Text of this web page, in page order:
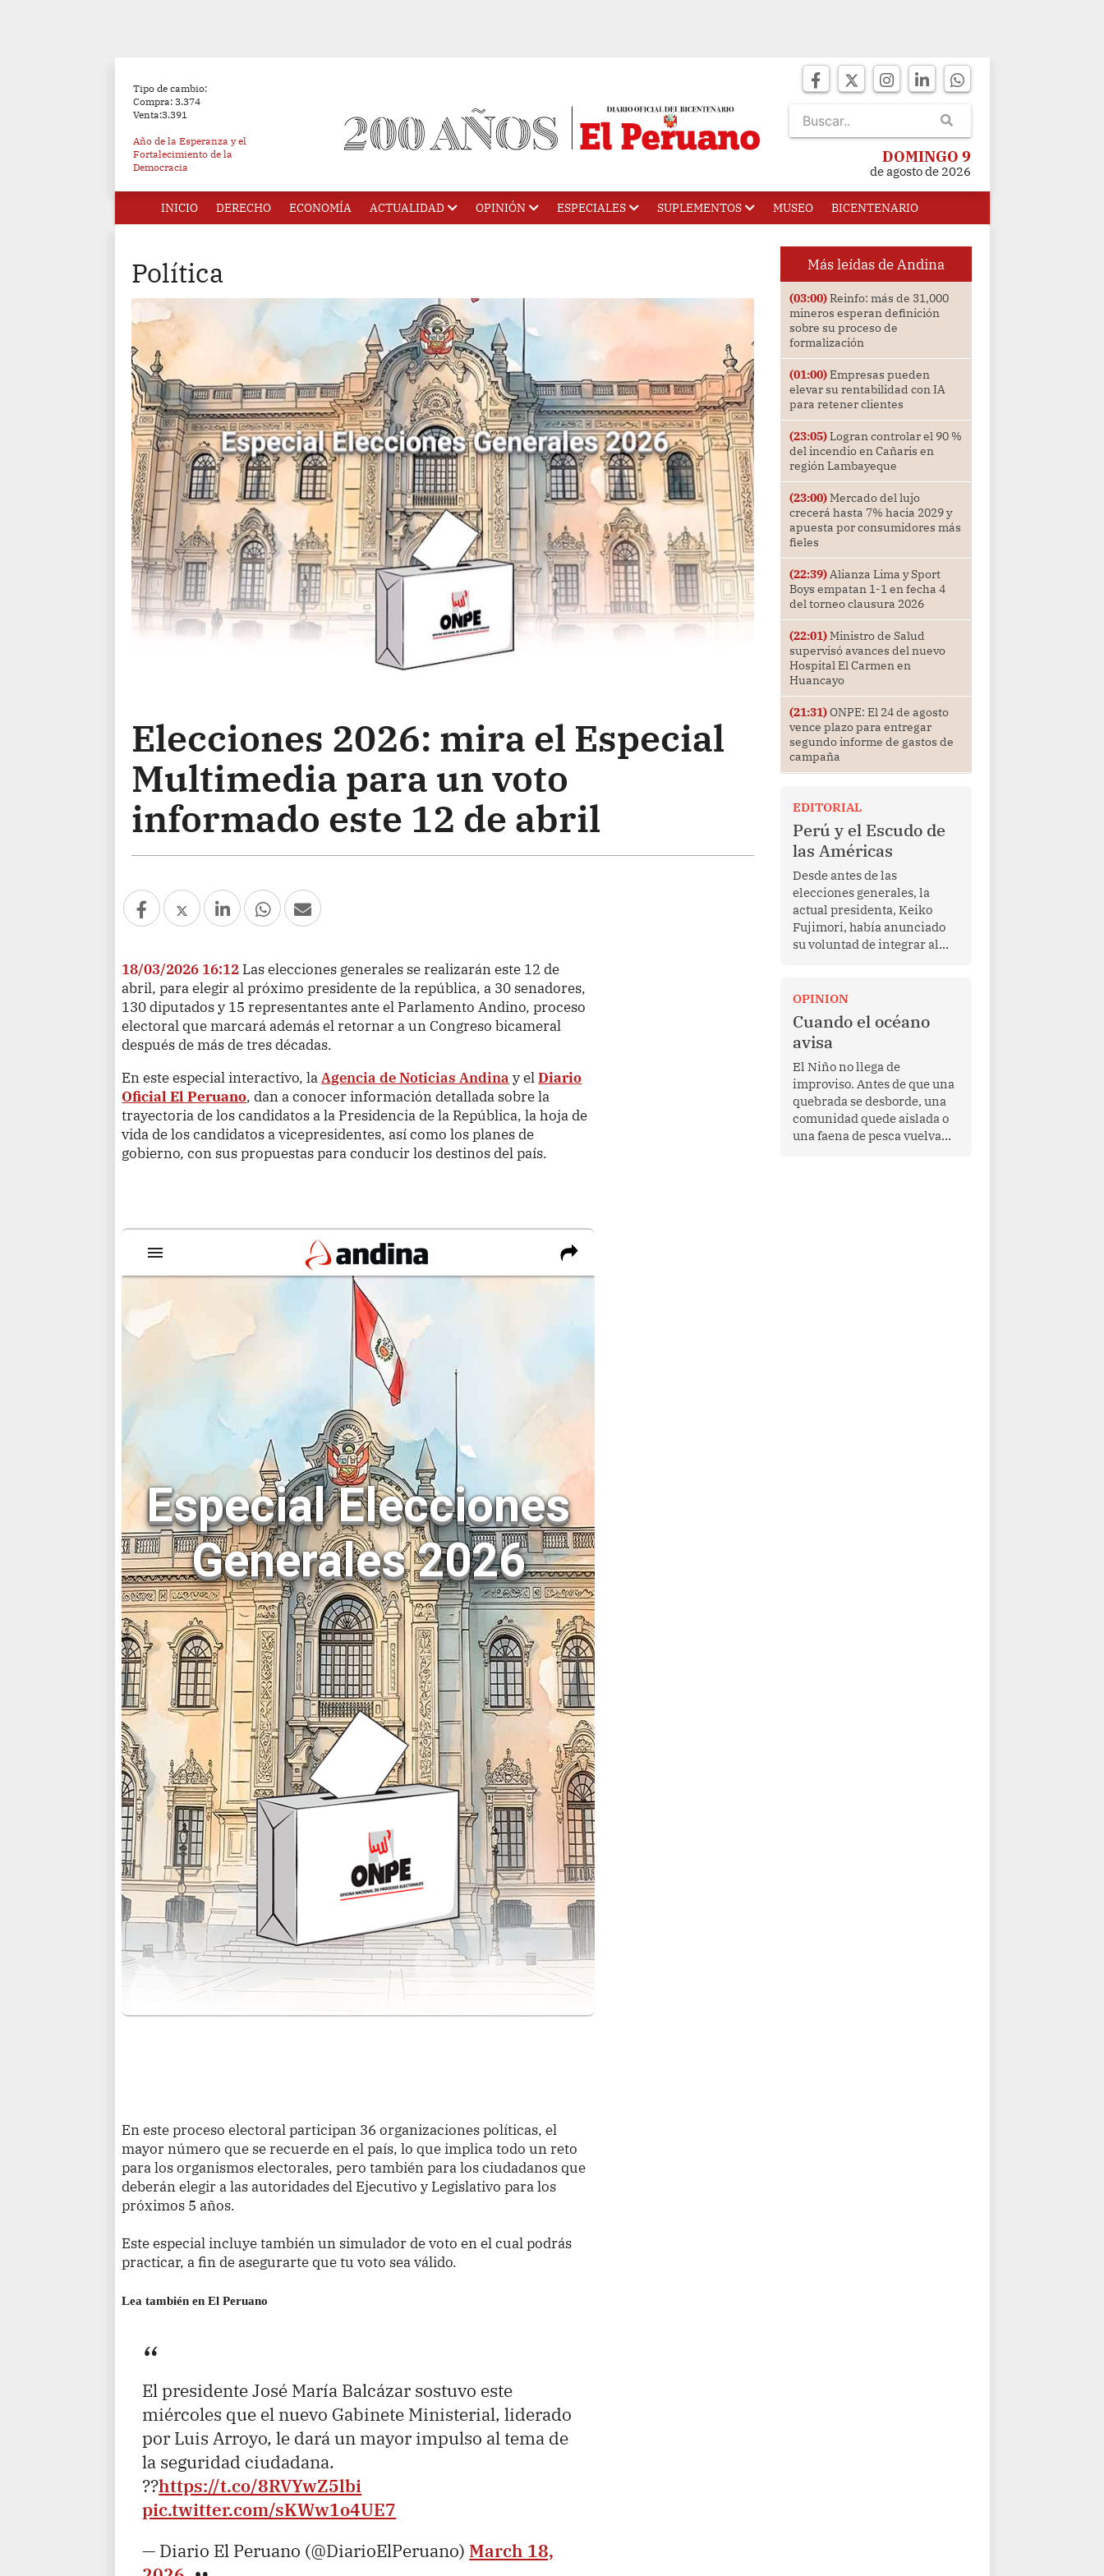
Tipo de cambio:
Compra: 3.374
Venta:3.391
Año de la Esperanza y el
Fortalecimiento de la
Democracia
DOMINGO 9
de agosto de 2026
INICIO DERECHO ECONOMÍA ACTUALIDAD OPINIÓN ESPECIALES SUPLEMENTOS MUSEO BICENTENARIO
Política
Elecciones 2026: mira el Especial
Multimedia para un voto
informado este 12 de abril
18/03/2026 16:12 Las elecciones generales se realizarán este 12 de
abril, para elegir al próximo presidente de la república, a 30 senadores,
130 diputados y 15 representantes ante el Parlamento Andino, proceso
electoral que marcará además el retornar a un Congreso bicameral
después de más de tres décadas.
En este especial interactivo, laAgencia de Noticias Andina y elDiario
Oficial El Peruano, dan a conocer información detallada sobre la
trayectoria de los candidatos a la Presidencia de la República, la hoja de
vida de los candidatos a vicepresidentes, así como los planes de
gobierno, con sus propuestas para conducir los destinos del país.
En este proceso electoral participan 36 organizaciones políticas, el
mayor número que se recuerde en el país, lo que implica todo un reto
para los organismos electorales, pero también para los ciudadanos que
deberán elegir a las autoridades del Ejecutivo y Legislativo para los
próximos 5 años.
Este especial incluye también un simulador de voto en el cual podrás
practicar, a fin de asegurarte que tu voto sea válido.
Lea también en El Peruano
El presidente José María Balcázar sostuvo este
miércoles que el nuevo Gabinete Ministerial, liderado
por Luis Arroyo, le dará un mayor impulso al tema de
la seguridad ciudadana.
??https://t.co/8RVYwZ5lbi
pic.twitter.com/sKWw1o4UE7
— Diario El Peruano (@DiarioElPeruano) March 18,
Más leídas de Andina
(03:00)Reinfo: más de 31,000
mineros esperan definición
sobre su proceso de
formalización
(01:00)Empresas pueden
elevar su rentabilidad con IA
para retener clientes
(23:05)Logran controlar el 90 %
del incendio en Cañaris en
región Lambayeque
(23:00)Mercado del lujo
crecerá hasta 7% hacia 2029 y
apuesta por consumidores más
fieles
(22:39)Alianza Lima y Sport
Boys empatan 1-1 en fecha 4
del torneo clausura 2026
(22:01)Ministro de Salud
supervisó avances del nuevo
Hospital El Carmen en
Huancayo
(21:31)ONPE: El 24 de agosto
vence plazo para entregar
segundo informe de gastos de
campaña
EDITORIAL
Perú y el Escudo de
las Américas
Desde antes de las
elecciones generales, la
actual presidenta, Keiko
Fujimori, había anunciado
su voluntad de integrar al
en marzo de este año por el
mandatario estadounidense
Donald Trump, con el fin de
enfrentar al crimen
transnacional organizado y
al tráfico de drogas.
OPINION
Cuando el océano
avisa
El Niño no llega de
improviso. Antes de que una
quebrada se desborde, una
comunidad quede aislada o
una faena de pesca vuelva